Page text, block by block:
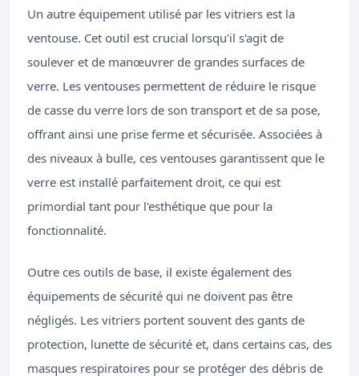
Un autre équipement utilisé par les vitriers est la
ventouse. Cet outil est crucial lorsqu'il s'agit de
soulever et de manœuvrer de grandes surfaces de
verre. Les ventouses permettent de réduire le risque
de casse du verre lors de son transport et de sa pose,
offrant ainsi une prise ferme et sécurisée. Associées à
des niveaux à bulle, ces ventouses garantissent que le
verre est installé parfaitement droit, ce qui est
primordial tant pour l'esthétique que pour la
fonctionnalité.
Outre ces outils de base, il existe également des
équipements de sécurité qui ne doivent pas être
négligés. Les vitriers portent souvent des gants de
protection, lunette de sécurité et, dans certains cas, des
masques respiratoires pour se protéger des débris de